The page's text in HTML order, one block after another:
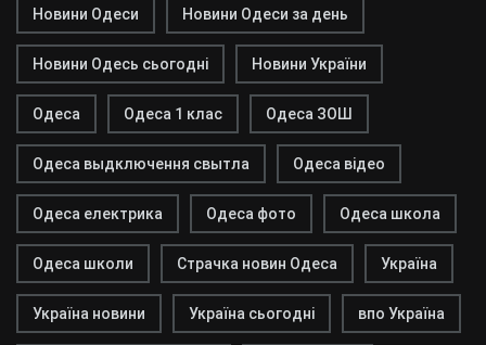
Новини Одеси Новини Одеси за день
Новини Одесь сьогодні Новини України
Одеса Одеса 1 клас Одеса ЗОШ
Одеса выдключення свытла Одеса відео
Одеса електрика Одеса фото Одеса школа
Одеса школи Страчка новин Одеса Україна
Україна новини Україна сьогодні впо Україна